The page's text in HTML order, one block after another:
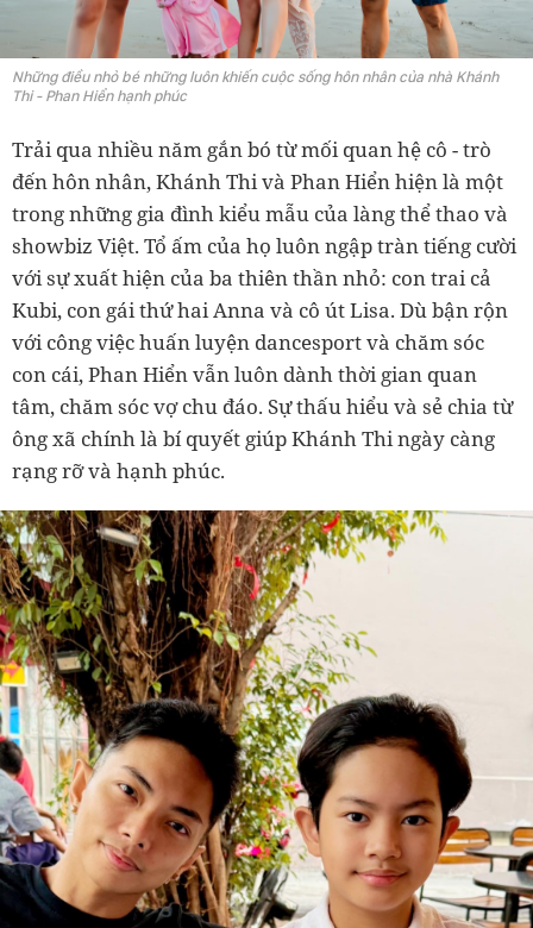
Những điều nhỏ bé những luôn khiến cuộc sống hôn nhân của nhà Khánh
Thi - Phan Hiển hạnh phúc
Trải qua nhiều năm gắn bó từ mối quan hệ cô - trò
đến hôn nhân, Khánh Thi và Phan Hiển hiện là một
trong những gia đình kiểu mẫu của làng thể thao và
showbiz Việt. Tổ ấm của họ luôn ngập tràn tiếng cười
với sự xuất hiện của ba thiên thần nhỏ: con trai cả
Kubi, con gái thứ hai Anna và cô út Lisa. Dù bận rộn
với công việc huấn luyện dancesport và chăm sóc
con cái, Phan Hiển vẫn luôn dành thời gian quan
tâm, chăm sóc vợ chu đáo. Sự thấu hiểu và sẻ chia từ
ông xã chính là bí quyết giúp Khánh Thi ngày càng
rạng rỡ và hạnh phúc.